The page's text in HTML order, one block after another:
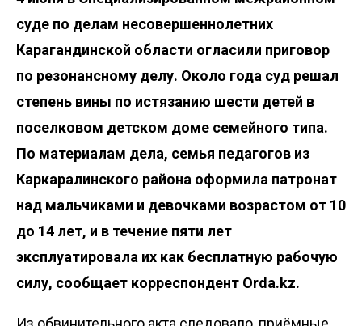
суде по делам несовершеннолетних
Карагандинской области огласили приговор
по резонансному делу. Около года суд решал
степень вины по истязанию шести детей в
поселковом детском доме семейного типа.
По материалам дела, семья педагогов из
Каркаралинского района оформила патронат
над мальчиками и девочками возрастом от 10
до 14 лет, и в течение пяти лет
эксплуатировала их как бесплатную рабочую
силу, сообщает корреспондент Orda.kz.